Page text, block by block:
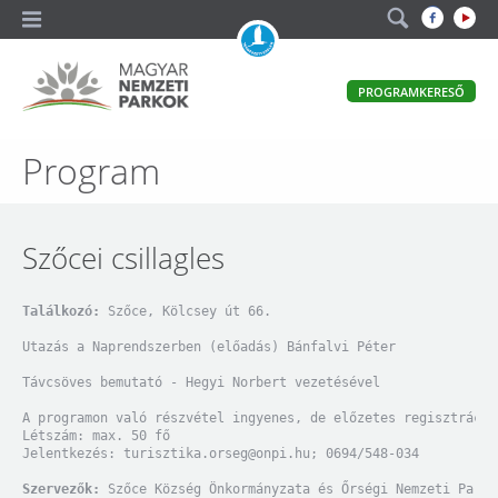
Magyar
Parkok
PROGRAMKERESŐ
Program
Szőcei csillagles
Találkozó: Szőce, Kölcsey út 66.
Utazás a Naprendszerben (előadás) Bánfalvi Péter
Távcsöves bemutató - Hegyi Norbert vezetésével
A programon való részvétel ingyenes, de előzetes
Létszám: max. 50 fő
Jelentkezés: turisztika.orseg@onpi.hu ; 0694/548-034
Szervezők: Szőce Község Önkormányzata és Őrségi Nemzeti Park